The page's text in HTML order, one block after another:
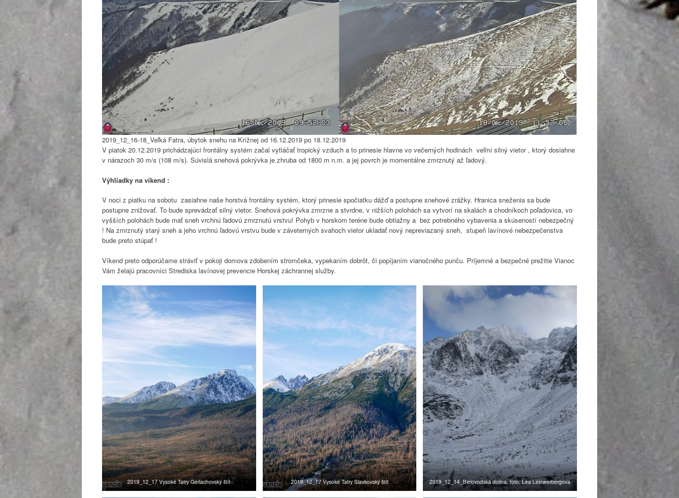
2019_12_16-18_Veľká Fatra, úbytok snehu na Krížnej od 16.12.2019 po 18.12.2019
V piatok 20.12.2019 prichádzajúci frontálny systém začal vytláčať tropický vzduch a to prinesie hlavne vo večerných hodinách veľmi silný vietor , ktorý dosiahne
v nárazoch 30 m/s (108 m/s). Súvislá snehová pokrývka je zhruba od 1800 m n.m. a jej povrch je momentálne zmrznutý až ľadový.
Výhliadky na víkend :
V noci z piatku na sobotu zasiahne naše horstvá frontálny systém, ktorý prinesie spočiatku dážď a postupne snehové zrážky. Hranica sneženia sa bude
postupne znižovať. To bude sprevádzať silný vietor. Snehová pokrývka zmrzne a stvrdne, v nižších polohách sa vytvorí na skalách a chodníkoch poľadovica, vo
vyšších polohách bude mať sneh vrchnú ľadovú zmrznutú vrstvu! Pohyb v horskom teréne bude obtiažny a bez potrebného vybavenia a skúseností nebezpečný
! Na zmrznutý starý sneh a jeho vrchnú ľadovú vrstvu bude v záveterných svahoch vietor ukladať nový nepreviazaný sneh, stupeň lavínové nebezpečenstva
bude preto stúpať !
Víkend preto odporúčame stráviť v pokoji domova zdobením stromčeka, vypekaním dobrôt, či popíjaním vianočného punču. Príjemné a bezpečné prežitie Vianoc
Vám želajú pracovníci Strediska lavínovej prevencie Horskej záchrannej služby.
2019_12_17 Vysoké Tatry Gerlachovský štít 2019_12_17 Vysoké Tatry Slavkovský štít 2019_12_14_Bielovodská dolina, foto: Lea Leinwerbergova